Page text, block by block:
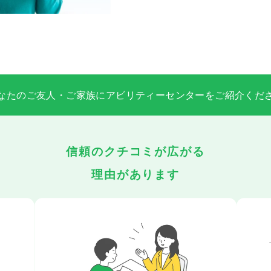
たのご友人・ご家族にアビリティーセンターをご紹介くだ
信頼のクチコミが広がる
理由があります